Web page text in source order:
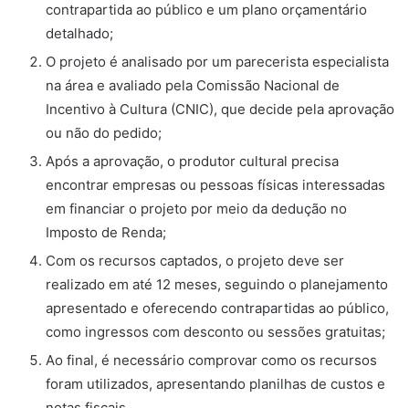
contrapartida ao público e um plano orçamentário
detalhado;
O projeto é analisado por um parecerista especialista
na área e avaliado pela Comissão Nacional de
Incentivo à Cultura (CNIC), que decide pela aprovação
ou não do pedido;
Após a aprovação, o produtor cultural precisa
encontrar empresas ou pessoas físicas interessadas
em financiar o projeto por meio da dedução no
Imposto de Renda;
Com os recursos captados, o projeto deve ser
realizado em até 12 meses, seguindo o planejamento
apresentado e oferecendo contrapartidas ao público,
como ingressos com desconto ou sessões gratuitas;
Ao final, é necessário comprovar como os recursos
foram utilizados, apresentando planilhas de custos e